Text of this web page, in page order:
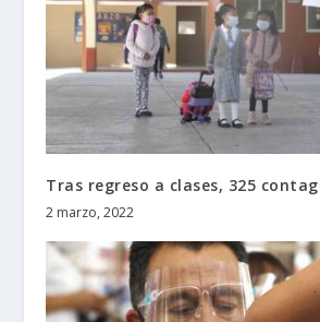
Tras regreso a clases, 325
2 marzo, 2022